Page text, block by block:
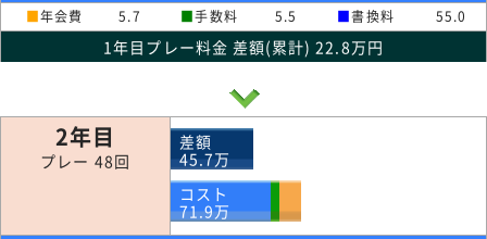
■年会費 5.7 ■手数料 5.5 ■書換料 55.0
1年目プレー料金 差額(累計) 22.8万円
2年目
プレー 48回
差額
45.7万
コスト
71.9万